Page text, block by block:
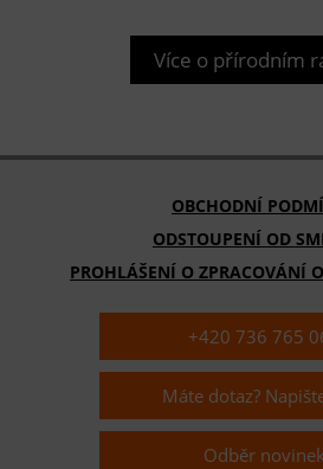
Více o přírodním
OBCHODNÍ
ODSTOUPENÍ OD
PROHLÁŠENÍ O ZPRACOVÁNÍ
+420 736 765
Máte dotaz?
Odběr